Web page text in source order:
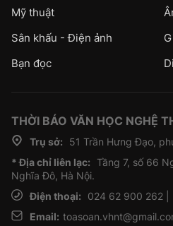
Mỹ thuật
Sân khấu - Điện ảnh
Bạn đọc
THỜI BÁO VĂN HỌC NGHỆ
Trụ sở:
51 Trần Hưng Đạo,
* Địa chỉ liên lạc: Tầng 7, số 66
Nghĩa Đô, Hà Nội.
Điện thoại:
024 62 900 262 |
Email: